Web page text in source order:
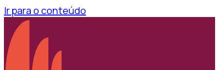
Ir para o conteúdo